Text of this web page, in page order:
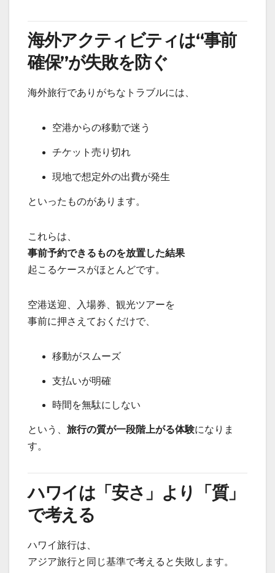
海外アクティビティは“事前
確保”が失敗を防ぐ
海外旅行でありがちなトラブルには、
空港からの移動で迷う
チケット売り切れ
現地で想定外の出費が発生
といったものがあります。
これらは、
事前予約できるものを放置した結果
起こるケースがほとんどです。
空港送迎、入場券、観光ツアーを
事前に押さえておくだけで、
移動がスムーズ
支払いが明確
時間を無駄にしない
という、 旅行の質が一段階上がる体験になりま
す。
ハワイは「安さ」より「質」
で考える
ハワイ旅行は、
アジア旅行と同じ基準で考えると失敗します。